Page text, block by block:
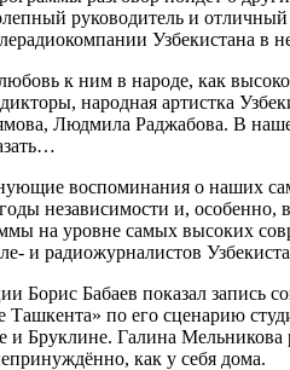
руководитель и
Узбекистана в
к ним в народе, как
народная артистка
Людмила Раджабова. В
воспоминания о наших
независимости и,
на уровне самых высоких
и радиожурналистов
Борис Бабаев показал
Ташкента» по его сценарию
Бруклине. Галина Мельникова
как у себя дома.